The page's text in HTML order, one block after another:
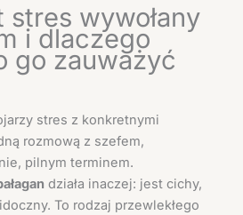
stres wywołany
i dlaczego
go zauważyć
stres z konkretnymi
rozmową z szefem,
pilnym terminem.
działa inaczej: jest cichy,
To rodzaj przewlekłego